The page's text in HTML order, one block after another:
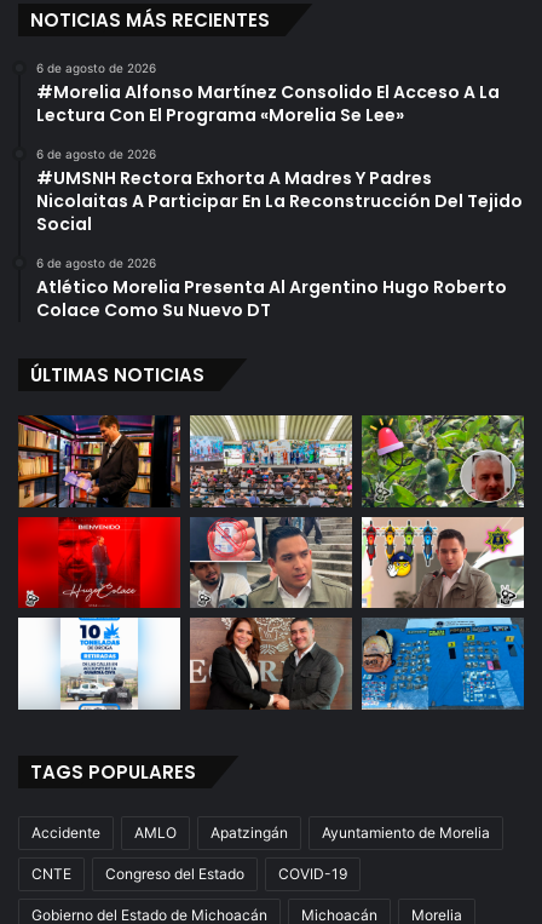
NOTICIAS MÁS RECIENTES
6 de agosto de 2026
#Morelia Alfonso Martínez Consolido El Acceso A La
Lectura Con El Programa «Morelia Se Lee»
6 de agosto de 2026
#UMSNH Rectora Exhorta A Madres Y Padres
Nicolaitas A Participar En La Reconstrucción Del Tejido
Social
6 de agosto de 2026
Atlético Morelia Presenta Al Argentino Hugo Roberto
Colace Como Su Nuevo DT
ÚLTIMAS NOTICIAS
TAGS POPULARES
Accidente AMLO Apatzingán Ayuntamiento de Morelia
CNTE Congreso del Estado COVID-19
Gobierno del Estado de Michoacán Michoacán Morelia